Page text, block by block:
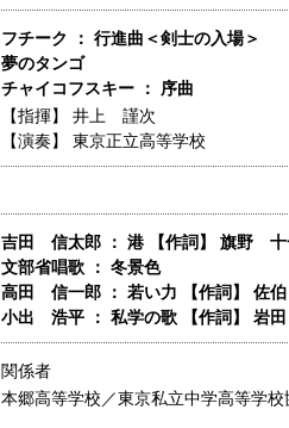
フチーク ： 行進曲＜剣士の入場＞
夢のタンゴ
チャイコフスキー ： 序曲
【指揮】井上 謹次
【演奏】東京正立高等学校
吉田 信太郎 ： 港 【作詞】 旗野 十
文部省唱歌 ： 冬景色
高田 信一郎 ： 若い力 【作詞】 佐
小出 浩平 ： 私学の歌 【作詞】 岩
関係者
本郷高等学校／東京私立中学高等学校